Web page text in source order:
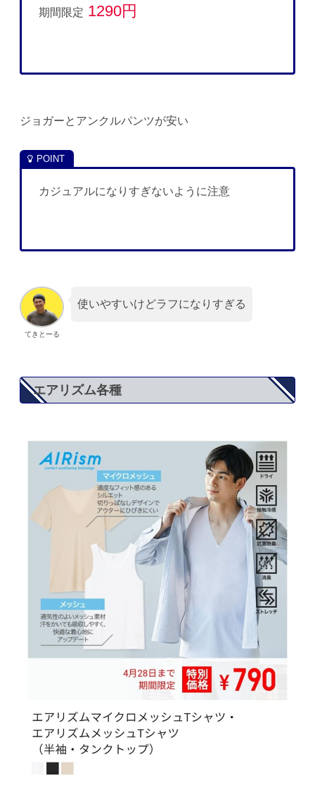
期間限定 1290円
ジョガーとアンクルパンツが安い
カジュアルになりすぎないように注意
てきとーる
使いやすいけどラフになりすぎる
エアリズム各種